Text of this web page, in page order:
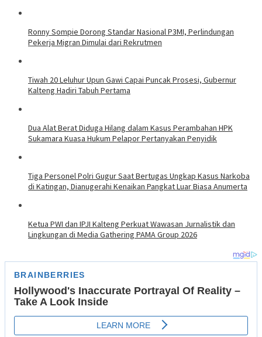
Ronny Sompie Dorong Standar Nasional P3MI, Perlindungan
Pekerja Migran Dimulai dari Rekrutmen
Tiwah 20 Leluhur Upun Gawi Capai Puncak Prosesi, Gubernur
Kalteng Hadiri Tabuh Pertama
Dua Alat Berat Diduga Hilang dalam Kasus Perambahan HPK
Sukamara Kuasa Hukum Pelapor Pertanyakan Penyidik
Tiga Personel Polri Gugur Saat Bertugas Ungkap Kasus Narkoba
di Katingan, Dianugerahi Kenaikan Pangkat Luar Biasa Anumerta
Ketua PWI dan IPJI Kalteng Perkuat Wawasan Jurnalistik dan
Lingkungan di Media Gathering PAMA Group 2026